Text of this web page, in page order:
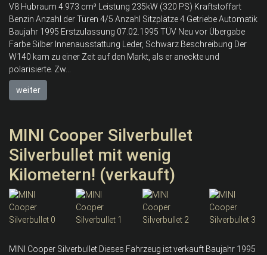
V8 Hubraum 4.973 cm³ Leistung 235kW (320 PS) Kraftstoffart
Benzin Anzahl der Türen 4/5 Anzahl Sitzplätze 4 Getriebe Automatik
Baujahr 1995 Erstzulassung 07.02.1995 TÜV Neu vor Übergabe
Farbe Silber Innenausstattung Leder, Schwarz Beschreibung Der
W140 kam zu einer Zeit auf den Markt, als er aneckte und
polarisierte. Zw...
weiter
MINI Cooper Silverbullet
Silverbullet mit wenig
Kilometern! (verkauft)
MINI Cooper Silverbullet Dieses Fahrzeug ist verkauft Baujahr 1995